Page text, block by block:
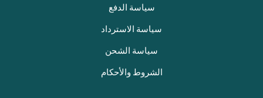
سياسة الدفع
سياسة الاسترداد
سياسة الشحن
الشروط والأحكام